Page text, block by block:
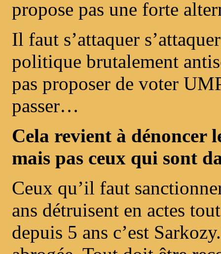
propose pas une forte
Il faut s’attaquer
politique brutalement
pas proposer de voter
passer…
Cela revient à dénoncer
mais pas ceux qui sont
Ceux qu’il faut
ans détruisent en actes
depuis 5 ans c’est